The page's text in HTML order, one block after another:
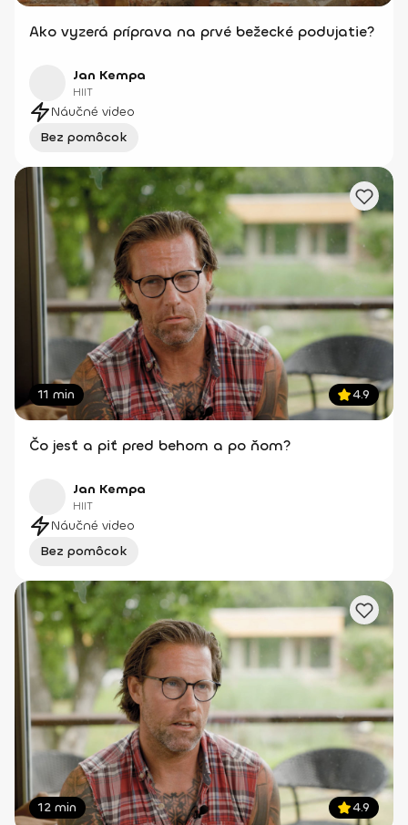
Ako vyzerá príprava na prvé bežecké podujatie?
Jan Kempa
HIIT
Náučné video
Bez pomôcok
11 min 4.9
Čo jesť a piť pred behom a po ňom?
Jan Kempa
HIIT
Náučné video
Bez pomôcok
12 min 4.9